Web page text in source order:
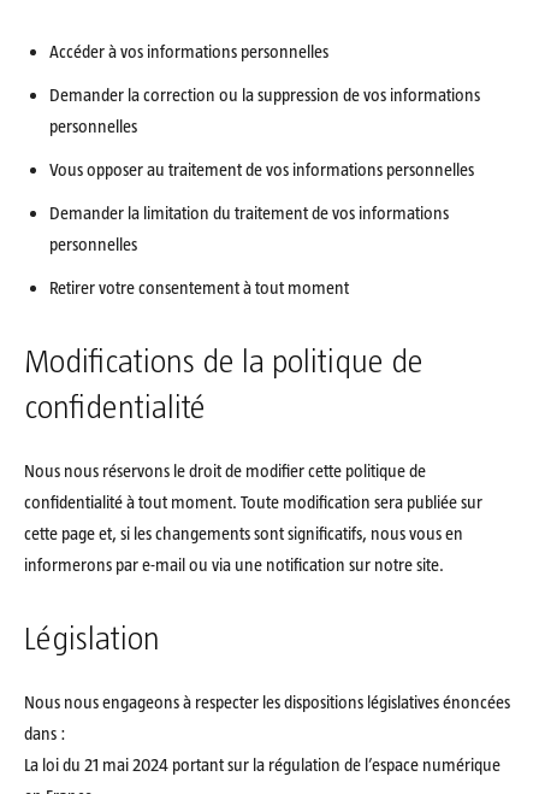
Accéder à vos informations personnelles
Demander la correction ou la suppression de vos informations
personnelles
Vous opposer au traitement de vos informations personnelles
Demander la limitation du traitement de vos informations
personnelles
Retirer votre consentement à tout moment
Modifications de la politique de
confidentialité
Nous nous réservons le droit de modifier cette politique de
confidentialité à tout moment. Toute modification sera publiée sur
cette page et, si les changements sont significatifs, nous vous en
informerons par e-mail ou via une notification sur notre site.
Législation
Nous nous engageons à respecter les dispositions législatives énoncées
dans :
La loi du 21 mai 2024 portant sur la régulation de l’espace numérique